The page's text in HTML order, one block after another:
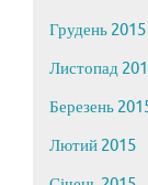
Грудень 2015
Листопад
Березень
Лютий 2015